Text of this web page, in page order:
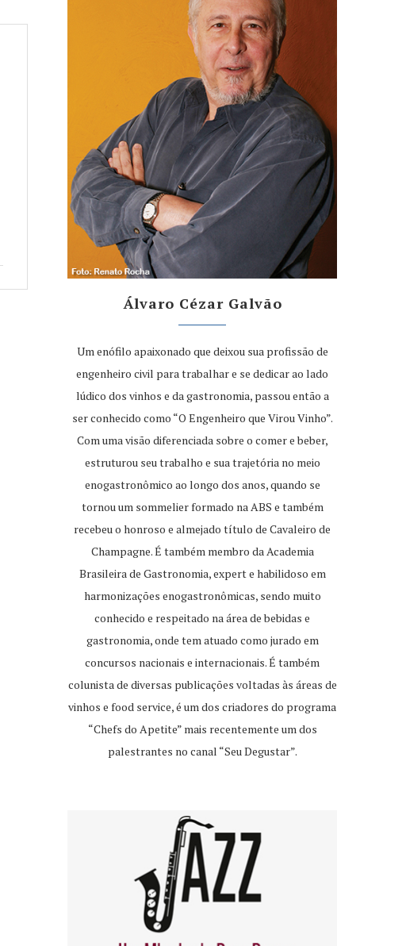
Álvaro Cézar Galvão
Um enófilo apaixonado que deixou sua profissão de
engenheiro civil para trabalhar e se dedicar ao lado
lúdico dos vinhos e da gastronomia, passou então a
ser conhecido como “O Engenheiro que Virou Vinho”.
Com uma visão diferenciada sobre o comer e beber,
estruturou seu trabalho e sua trajetória no meio
enogastronômico ao longo dos anos, quando se
tornou um sommelier formado na ABS e também
recebeu o honroso e almejado título de Cavaleiro de
Champagne. É também membro da Academia
Brasileira de Gastronomia, expert e habilidoso em
harmonizações enogastronômicas, sendo muito
conhecido e respeitado na área de bebidas e
gastronomia, onde tem atuado como jurado em
concursos nacionais e internacionais. É também
colunista de diversas publicações voltadas às áreas de
vinhos e food service, é um dos criadores do programa
“Chefs do Apetite” mais recentemente um dos
palestrantes no canal “Seu Degustar”.